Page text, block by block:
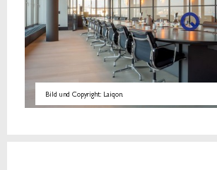
Bild und Copyright: Laiqon.